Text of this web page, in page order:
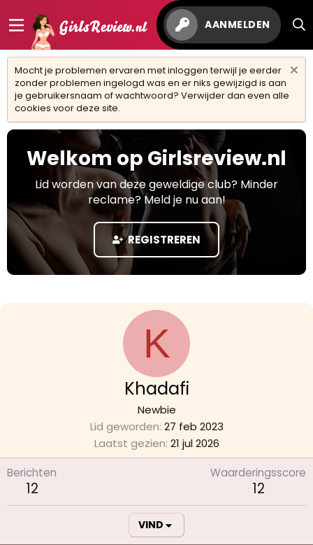
AANMELDEN
Mocht je problemen ervaren met inloggen terwijl je eerder
zonder problemen ingelogd was en er niks gewijzigd is aan
je gebruikersnaam of wachtwoord? Verwijder dan even alle
cookies voor deze site.
Welkom op Girlsreview.nl
Lid worden van deze geweldige club? Minder
reclame? Meld je nu aan!
REGISTREREN
K
Khadafi
Newbie
Lid geworden 27 feb 2023
Laatst gezien 21 jul 2026
Berichten
12
Waarderingsscore
12
VIND